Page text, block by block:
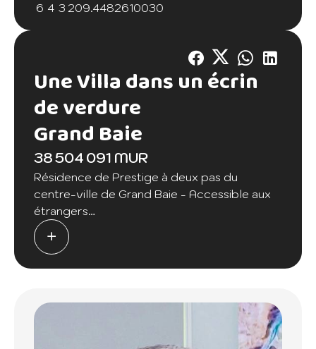
6 4 3 209.4482610030
Une Villa dans un écrin
de verdure
Grand Baie
38 504 091 MUR
Résidence de Prestige à deux pas du
centre-ville de Grand Baie - Accessible aux
étrangers
Découvrez une occasion unique de vivre
Cette superbe résidence offre un cadre de
vie luxueux, alliant confort, sécurité et